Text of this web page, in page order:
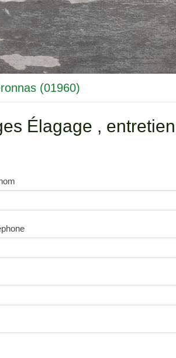
(01960)
Élagage , entretien